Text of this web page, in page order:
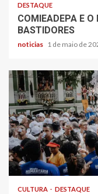
DESTAQUE
COMIEADEPA E
BASTIDORES
noticias 1 de maio de
CULTURA DESTAQUE